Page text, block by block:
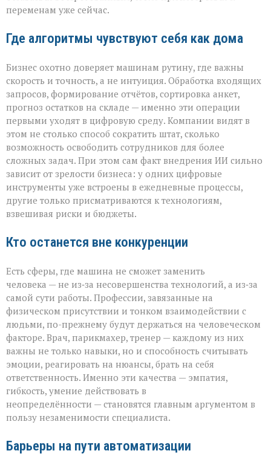
переменам уже сейчас.
Где алгоритмы чувствуют себя как дома
Бизнес охотно доверяет машинам рутину, где важны
скорость и точность, а не интуиция. Обработка входящих
запросов, формирование отчётов, сортировка анкет,
прогноз остатков на складе — именно эти операции
первыми уходят в цифровую среду. Компании видят в
этом не столько способ сократить штат, сколько
возможность освободить сотрудников для более
сложных задач. При этом сам факт внедрения ИИ сильно
зависит от зрелости бизнеса: у одних цифровые
инструменты уже встроены в ежедневные процессы,
другие только присматриваются к технологиям,
взвешивая риски и бюджеты.
Кто останется вне конкуренции
Есть сферы, где машина не сможет заменить
человека — не из‑за несовершенства технологий, а из‑за
самой сути работы. Профессии, завязанные на
физическом присутствии и тонком взаимодействии с
людьми, по-прежнему будут держаться на человеческом
факторе. Врач, парикмахер, тренер — каждому из них
важны не только навыки, но и способность считывать
эмоции, реагировать на нюансы, брать на себя
ответственность. Именно эти качества — эмпатия,
гибкость, умение действовать в
неопределённости — становятся главным аргументом в
пользу незаменимости специалиста.
Барьеры на пути автоматизации